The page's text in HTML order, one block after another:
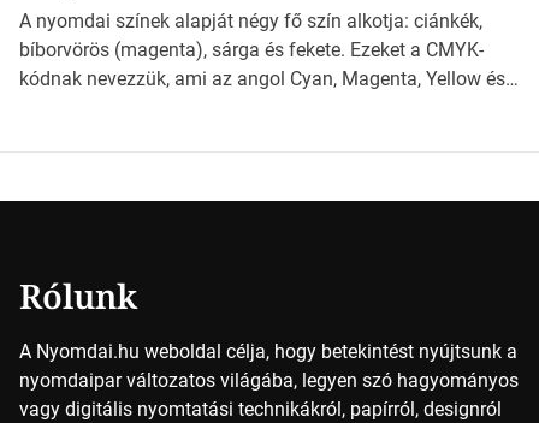
világába kalauzolunk el téged, hogy jobban megértsd,
milyen szempontok alapján érdemes választanod a
jövőben. Bevezetés a papírméretek világába A […]
A nyomdai színek alapját négy fő szín alkotja: ciánkék,
bíborvörös (magenta), sárga és fekete. Ezeket a CMYK-
kódnak nevezzük, ami az angol Cyan, Magenta, Yellow és
Rólunk
A Nyomdai.hu weboldal célja, hogy betekintést nyújtsunk a
nyomdaipar változatos világába, legyen szó hagyományos
vagy digitális nyomtatási technikákról, papírról, designról